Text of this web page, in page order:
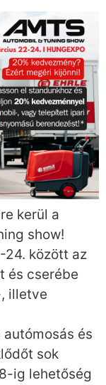
kerül a
show!
24. között az
és cserébe
illetve
és
sok
ig lehetőség